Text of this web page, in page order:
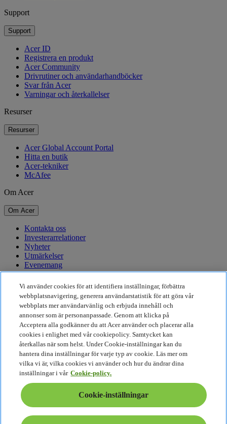
Support
Support
Acer ID
Registrera en produkt
Acer Community
Drivrutiner och användarhandböcker
Svar från Acer
Varningar och återkallelser
Resurser
Resurser
Acer Global Account Portal
Hitta en butik
Acer-tekniker
McAfee
Om Acer
Om Acer
Kontakta oss
Investerarrelationer
Nyheter
Utmärkelser
Evenemang
Hållbarhet
Hållbarhet
Företagets sociala ansvar
Produktens koldioxidutsläpp
Project Humanity
Earthion
Integritetspolicy
Cookiepolicy
Juridisk information
Ytterligare juridisk information
Tillgänglighetspolicy
Cookie-inställningar
Sverige - Svenska
Vi använder cookies för att identifiera inställningar, förbättra
webbplatsnavigering, generera användarstatistik för att göra vår
webbplats mer användarvänlig och erbjuda innehåll och
annonser som är personanpassade. Genom att klicka på
Acceptera alla godkänner du att Acer använder och placerar alla
cookies i enlighet med vår cookiepolicy. Samtycket kan
återkallas när som helst. Under Cookie-inställningar kan du
hantera dina inställningar för varje typ av cookie. Läs mer om
vilka vi är, vilka cookies vi använder och hur du ändrar dina
inställningar i vår Cookie-policy.
Cookie-inställningar